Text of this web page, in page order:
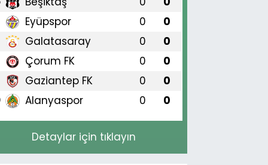
Eyüpspor 0 0
Galatasaray 0 0
Çorum FK 0 0
Gaziantep FK 0 0
Alanyaspor 0 0
Detaylar için tıklayın